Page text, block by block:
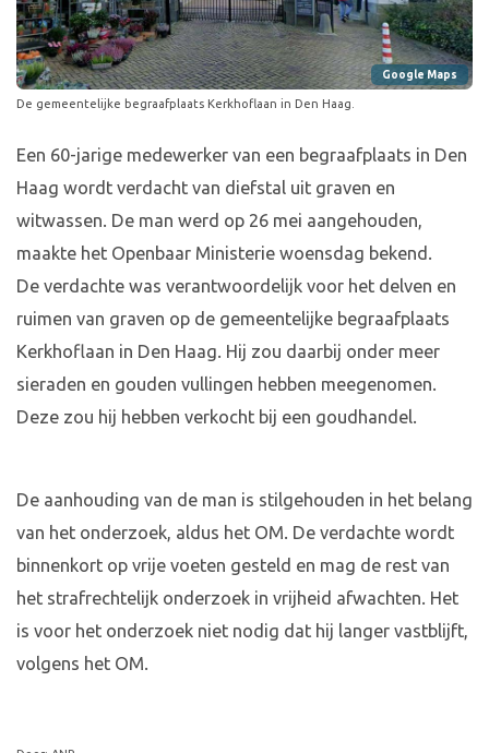
Google Maps
De gemeentelijke begraafplaats Kerkhoflaan in Den Haag.
Een 60-jarige medewerker van een begraafplaats in Den
Haag wordt verdacht van diefstal uit graven en
witwassen. De man werd op 26 mei aangehouden,
maakte het Openbaar Ministerie woensdag bekend.
De verdachte was verantwoordelijk voor het delven en
ruimen van graven op de gemeentelijke begraafplaats
Kerkhoflaan in Den Haag. Hij zou daarbij onder meer
sieraden en gouden vullingen hebben meegenomen.
Deze zou hij hebben verkocht bij een goudhandel.
De aanhouding van de man is stilgehouden in het belang
van het onderzoek, aldus het OM. De verdachte wordt
binnenkort op vrije voeten gesteld en mag de rest van
het strafrechtelijk onderzoek in vrijheid afwachten. Het
is voor het onderzoek niet nodig dat hij langer vastblijft,
volgens het OM.